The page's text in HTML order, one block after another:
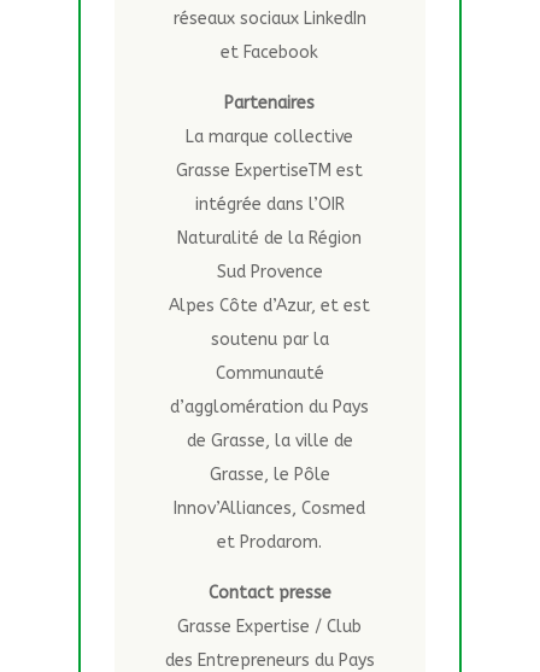
réseaux sociaux LinkedIn
et Facebook
Partenaires
La marque collective
Grasse ExpertiseTM est
intégrée dans l’OIR
Naturalité de la Région
Sud Provence
Alpes Côte d’Azur, et est
soutenu par la
Communauté
d’agglomération du Pays
de Grasse, la ville de
Grasse, le Pôle
Innov’Alliances, Cosmed
et Prodarom.
Contact presse
Grasse Expertise / Club
des Entrepreneurs du Pays